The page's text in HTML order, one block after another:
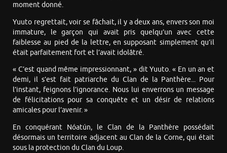
moment donné.
Yuuto regrettait, voir se fâchait, il y a deux ans, envers son moi
immature, le garçon qui avait pris quelqu’un avec cette
faiblesse au pied de la lettre, en supposant simplement qu’il
était parfaitement fort et l’avait idolâtré.
« C’est quand même impressionnant, » dit Yuuto. « En un an et
demi, il s’est fait patriarche du Clan de la Panthère... Pour
l’instant, feignons l’ignorance. Nous lui enverrons un message
de félicitations pour sa conquête et un désir de relations
amicales pour l’avenir. »
En conquérant Nóatún, le Clan de la Panthère possédait
désormais un territoire adjacent au Clan de la Corne, qui était
sous la protection du Clan du Loup.